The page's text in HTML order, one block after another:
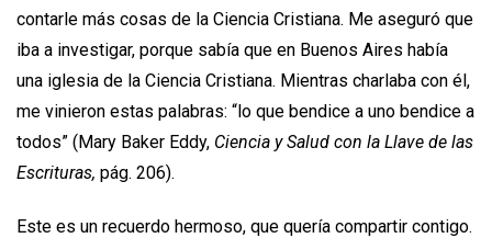
contarle más cosas de la Ciencia Cristiana. Me aseguró que
iba a investigar, porque sabía que en Buenos Aires había
una iglesia de la Ciencia Cristiana. Mientras charlaba con él,
me vinieron estas palabras: “lo que bendice a uno bendice a
todos” (Mary Baker Eddy, Ciencia y Salud con la Llave de las
Escrituras, pág. 206).
Este es un recuerdo hermoso, que quería compartir contigo.